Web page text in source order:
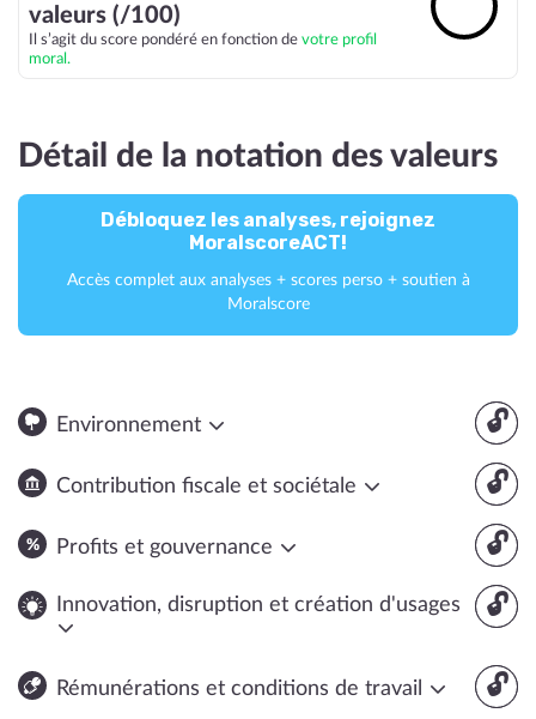
valeurs (/100)
Il s’agit du score pondéré en fonction de votre profil
moral.
Détail de la notation des valeurs
Débloquez les analyses, rejoignez
MoralscoreACT!
Accès complet aux analyses + scores perso + soutien à
Moralscore
🔓
Environnement
🔓
Contribution fiscale et sociétale
🔓
Profits et gouvernance
🔓
Innovation, disruption et création d'usages
🔓
Rémunérations et conditions de travail